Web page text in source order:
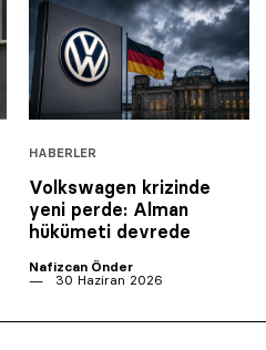
HABERLER
Volkswagen krizinde
yeni perde: Alman
hükümeti devrede
Nafizcan Önder
30 Haziran 2026